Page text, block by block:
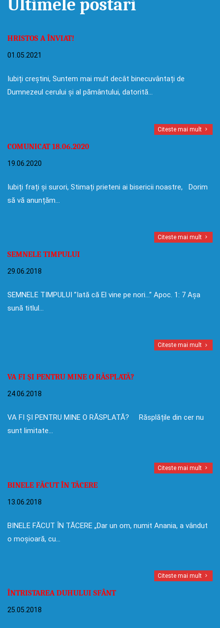
Ultimele postari
HRISTOS A ÎNVIAT!
01.05.2021
Iubiți creștini, Suntem mai mult decât binecuvântați de
Dumnezeul cerului și al pământului, datorită…
Citeste mai mult
COMUNICAT 18.06.2020
19.06.2020
Iubiți frați și surori, Stimați prieteni ai bisericii noastre, Dorim
să vă anunțăm…
Citeste mai mult
SEMNELE TIMPULUI
29.06.2018
SEMNELE TIMPULUI ”Iată că El vine pe nori…” Apoc. 1: 7 Așa
sună titlul…
Citeste mai mult
VA FI ȘI PENTRU MINE O RĂSPLATĂ?
24.06.2018
VA FI ȘI PENTRU MINE O RĂSPLATĂ? Răsplățile din cer nu
sunt limitate…
Citeste mai mult
BINELE FĂCUT ÎN TĂCERE
13.06.2018
BINELE FĂCUT ÎN TĂCERE „Dar un om, numit Anania, a vândut
o moșioară, cu…
Citeste mai mult
ÎNTRISTAREA DUHULUI SFÂNT
25.05.2018